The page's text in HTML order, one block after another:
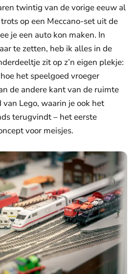
twintig van de vorige eeuw al
op een Meccano-set uit de
je een auto kon maken. In
te zetten, heb ik alles in de
zit op z’n eigen plekje:
het speelgoed vroeger
de andere kant van de ruimte
Lego, waarin je ook het
terugvindt – het eerste
voor meisjes.